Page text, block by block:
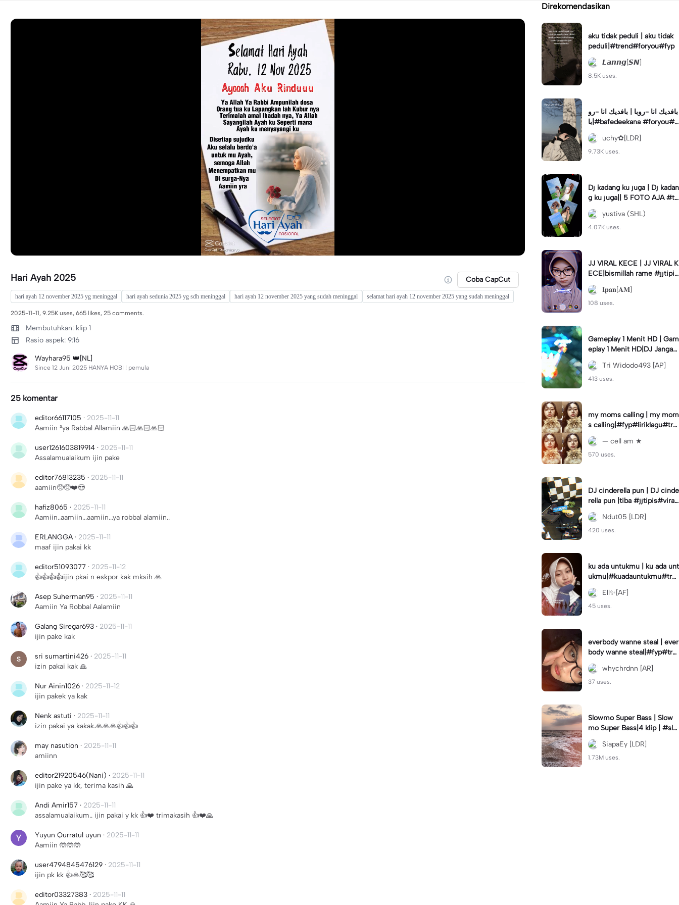
Hari Ayah 2025 Coba CapCut
hari ayah 12 november 2025 yg meninggal hari ayah sedunia 2025 yg sdh meninggal hari ayah 12 november 2025 yang sudah meninggal selamat hari ayah 12 november 2025 yang sudah meninggal
2025-11-11, 9.25K uses, 665 likes, 25 comments.
Membutuhkan: klip 1
Rasio aspek: 9:16
Wayhara95 👑[NL]
Since 12 Juni 2025 HANYA HOBI ! pemula
25 komentar
editor66117105 · 2025-11-11
Aamiin ³ya Rabbal Allamiin 🙏🏻🙏🏻🙏🏻
user1261603819914 · 2025-11-11
Assalamualaikum ijin pake
editor76813235 · 2025-11-11
aamiin🥺🥺❤️😍
hafiz8065 · 2025-11-11
Aamiin..aamiin...aamiin...ya robbal alamiin..
ERLANGGA· 2025-11-11
maaf ijin pakai kk
editor51093077 · 2025-11-12
👍👍👍👍ijin pkai n eskpor kak mksih 🙏
Asep Suherman95 · 2025-11-11
Aamiin Ya Robbal Aalamiin
Galang Siregar693 · 2025-11-11
ijin pake kak
sri sumartini426 · 2025-11-11
izin pakai kak 🙏
Nur Ainin1026 · 2025-11-12
ijin pakek ya kak
Nenk astuti · 2025-11-11
izin pakai ya kakak.🙏🙏🙏👍👍👍
may nasution · 2025-11-11
amiinn
editor21920546(Nani) · 2025-11-11
ijin pake ya kk, terima kasih 🙏
Andi Amir157 · 2025-11-11
assalamualaikum.. ijin pakai y kk 👍❤️ trimakasih 👍❤️🙏
Yuyun Qurratul uyun · 2025-11-11
Aamiin 🤲🤲🤲
user4794845476129 · 2025-11-11
ijin pk kk 👍🙏🥰🥰
editor03327383 · 2025-11-11
Direkomendasikan
aku tidak peduli | aku tidak
peduli|#trend#foryou#fyp
𝙇𝙖𝙣𝙣𝙜[𝙎𝙉]
8.5K uses.
بافديك انا -روبا | بافديك انا -رو
با|#bafedeekana #foryou#a
rabic#arabicsong#fyp
uchy✿[LDR]
9.73K uses.
Dj kadang ku juga | Dj kadan
g ku juga|| 5 FOTO AJA #tr
ansisi #soundviraltiktok #fy
p #trendyustiva (SHL)
4.07K uses.
JJ VIRAL KECE | JJ VIRAL K
ECE|bismillah rame #jjtipis
#viral#fyp#ipan_prst
𝐈𝐩𝐚𝐧[𝐀𝐌]
108 uses.
Gameplay 1 Menit HD | Gam
eplay 1 Menit HD|DJ Jangan
Ganggu Pacarku #mlbbgam
eplay #mlbbtrendtiktok
Tri Widodo493 [AP]
413 uses.
my moms calling | my mom
s calling|#fyp#liriklagu#tre
nd#cellam
— cell am ★
570 uses.
DJ cinderella pun | DJ cinde
rella pun |tiba #jjtipis#viral
#fyp#cinderellapuntiba #m
irror
Ndut05 [LDR]
420 uses.
ku ada untukmu | ku ada unt
ukmu|#kuadauntukmu#tre
nd#viral#fyp#foryou
Ell✨[AF]
45 uses.
everbody wanne steal | ever
body wanne steal|#fyp#tre
ndtiktiktok #ekspresikanjan
uari whychrdnn [AR]
37 uses.
Slowmo Super Bass | Slow
mo Super Bass|4 klip | #slo
wmo #velocity #trend #tre
ndtiktok #siapaey
SiapaEy [LDR]
1.73M uses.